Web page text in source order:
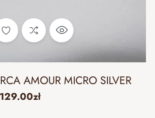
AMOUR MICRO SILVER
129.00zł